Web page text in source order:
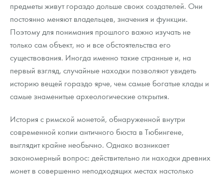
предметы живут гораздо дольше своих создателей. Они
постоянно меняют владельцев, значения и функции.
Поэтому для понимания прошлого важно изучать не
только сам объект, но и все обстоятельства его
существования. Иногда именно такие странные и, на
первый взгляд, случайные находки позволяют увидеть
историю вещей гораздо ярче, чем самые богатые клады и
самые знаменитые археологические открытия.
История с римской монетой, обнаруженной внутри
современной копии античного бюста в Тюбингене,
выглядит крайне необычно. Однако возникает
закономерный вопрос: действительно ли находки древних
монет в совершенно неподходящих местах настолько